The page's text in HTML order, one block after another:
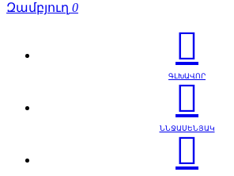
Զամբյուղ 0
ԳԼԽԱՎՈՐ
ՆՆՋԱՍԵՆՅԱԿ